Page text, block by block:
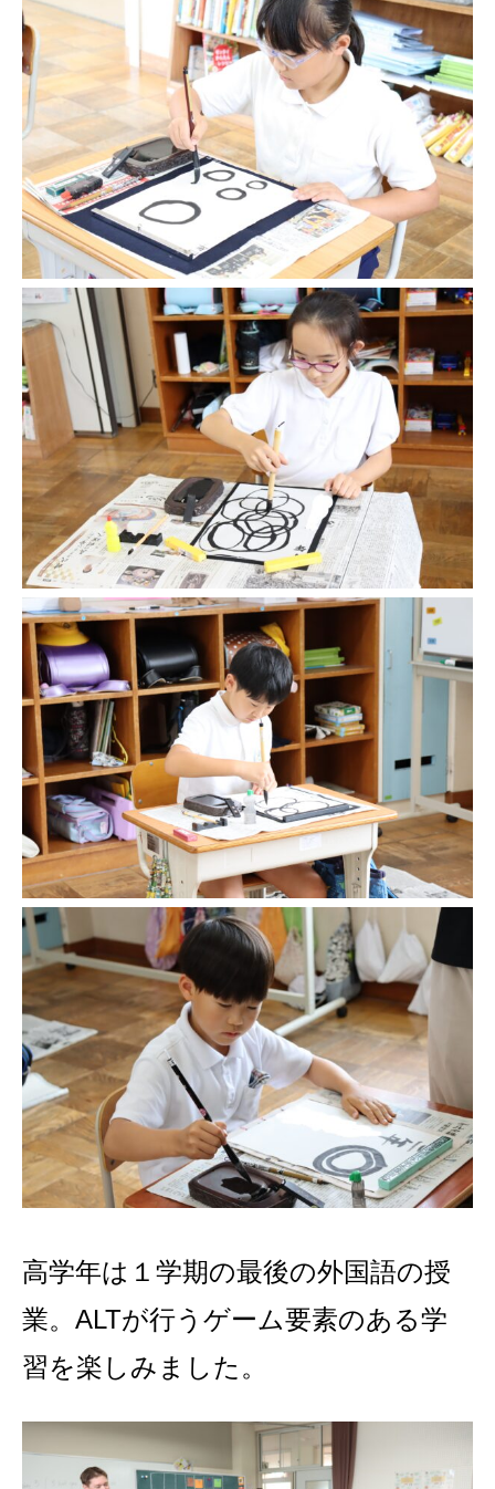
高学年は１学期の最後の外国語の授
業。ALTが行うゲーム要素のある学
習を楽しみました。